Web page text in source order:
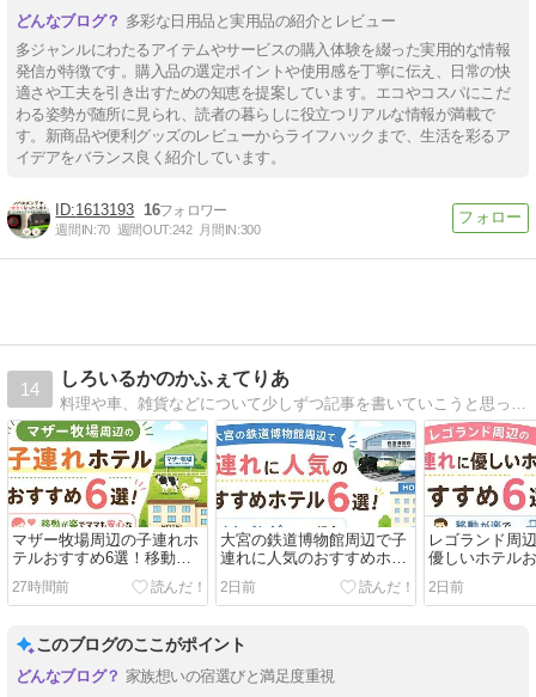
多彩な日用品と実用品の紹介とレビュー
多ジャンルにわたるアイテムやサービスの購入体験を綴った実用的な情報
発信が特徴です。購入品の選定ポイントや使用感を丁寧に伝え、日常の快
適さや工夫を引き出すための知恵を提案しています。エコやコスパにこだ
わる姿勢が随所に見られ、読者の暮らしに役立つリアルな情報が満載で
す。新商品や便利グッズのレビューからライフハックまで、生活を彩るア
イデアをバランス良く紹介しています。
1613193 16
週間IN:70 週間OUT:242 月間IN:300
14
しろいるかのかふぇてりあ
料理や車、雑貨などについて少しずつ記事を書いていこうと思っています。
マザー牧場周辺の子連れホ
テルおすすめ6選！移動が
楽でママも安心な宿を厳選
27時間前
大宮の鉄道博物館周辺で子
連れに人気のおすすめホテ
ル6選！トレインビューも
紹介
2日前
レゴランド周
優しいホテル
選！移動が楽
2日前
このブログのここがポイント
家族想いの宿選びと満足度重視